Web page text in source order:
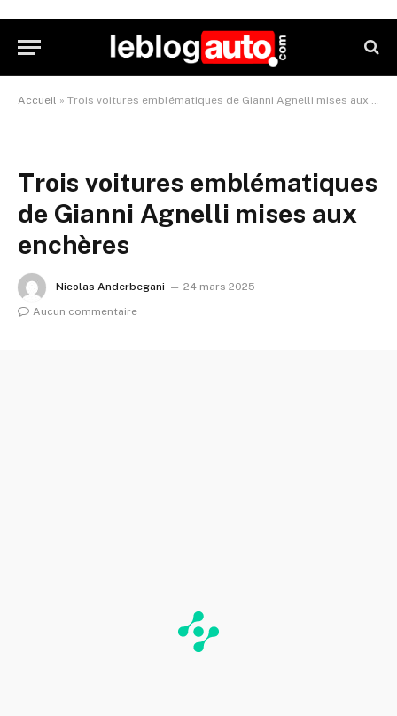
Accueil » Trois voitures emblématiques de Gianni Agnelli mises aux enchères
Trois voitures emblématiques
de Gianni Agnelli mises aux
enchères
Nicolas Anderbegani
24 mars 2025
Aucun commentaire